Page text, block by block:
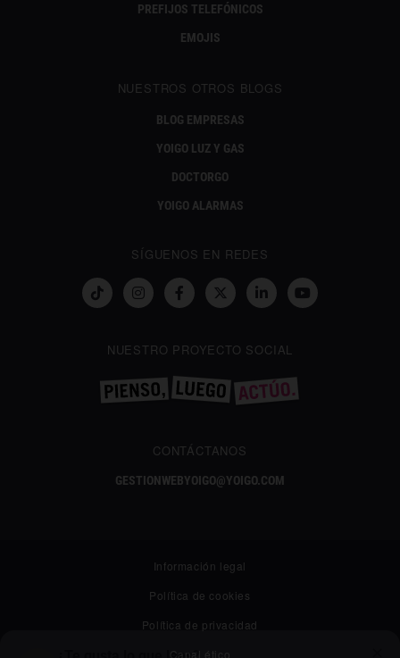
PREFIJOS TELEFÓNICOS
EMOJIS
NUESTROS OTROS BLOGS
BLOG EMPRESAS
YOIGO LUZ Y GAS
DOCTORGO
YOIGO ALARMAS
SÍGUENOS EN REDES
NUESTRO PROYECTO SOCIAL
CONTÁCTANOS
GESTIONWEBYOIGO@YOIGO.COM
Información legal
Política de cookies
Política de privacidad
Canal ético